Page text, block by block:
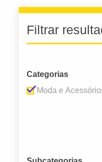
Filtrar
Categorias
Moda e